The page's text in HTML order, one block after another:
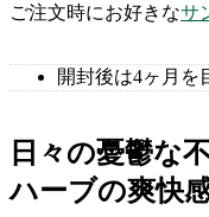
ご注文時にお好きなサ
開封後は4ヶ月を
日々の憂鬱な
ハーブの爽快